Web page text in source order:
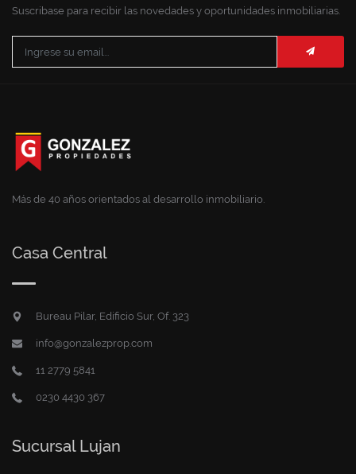
Suscribase para recibir las novedades y oportunidades inmobiliarias.
Más de 40 años orientados al desarrollo inmobiliario.
Casa Central
Bureau Pilar, Edificio Sur, Of. 323
info@gonzalezprop.com
11 2779 5841
0230 4430 367
Sucursal Lujan